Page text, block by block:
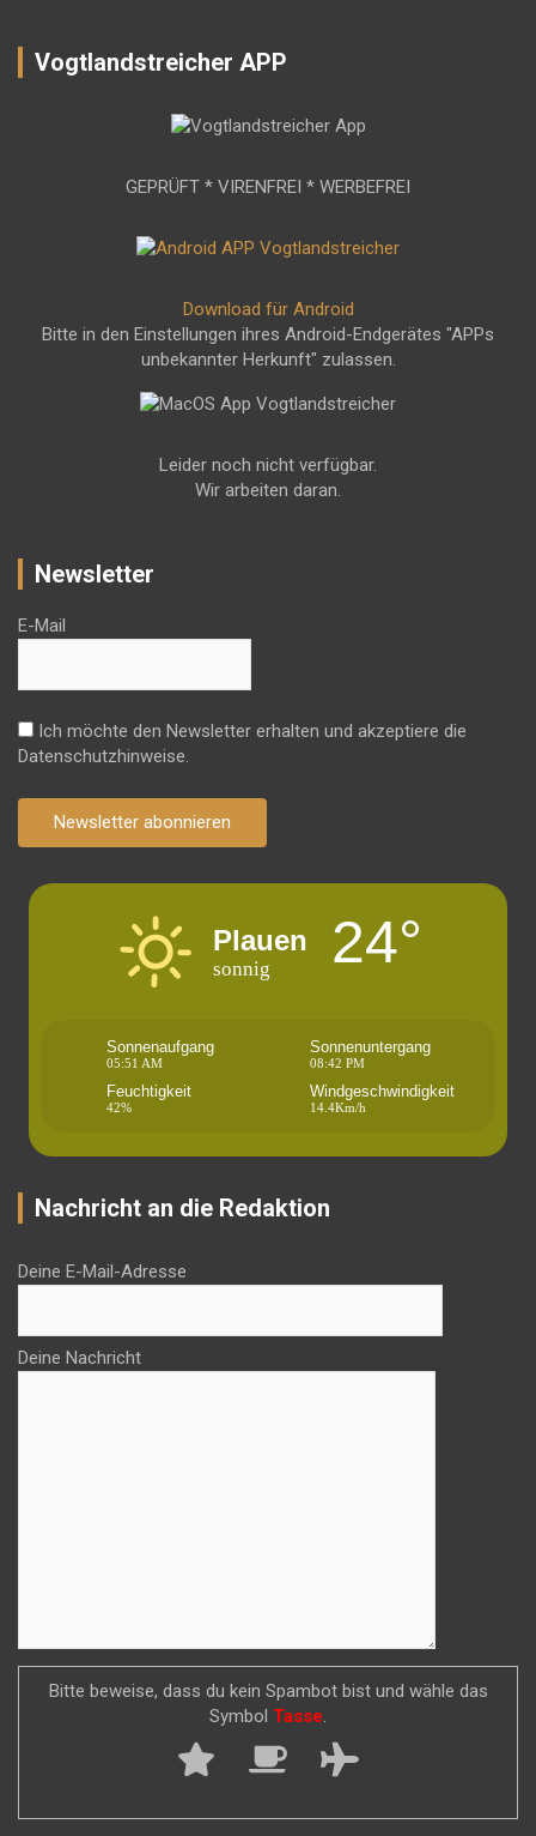
Vogtlandstreicher APP
GEPRÜFT * VIRENFREI * WERBEFREI
Download für Android
Bitte in den Einstellungen ihres Android-Endgerätes "APPs
unbekannter Herkunft" zulassen.
Leider noch nicht verfügbar.
Wir arbeiten daran.
Newsletter
E-Mail
Ich möchte den Newsletter erhalten und akzeptiere die
Datenschutzhinweise.
Newsletter abonnieren
Plauen
sonnig 24°
Sonnenaufgang
05:51 AM
Sonnenuntergang
08:42 PM
Feuchtigkeit
42%
Windgeschwindigkeit
14.4Km/h
Nachricht an die Redaktion
Deine E-Mail-Adresse
Deine Nachricht
Bitte beweise, dass du kein Spambot bist und wähle das
Symbol Tasse.